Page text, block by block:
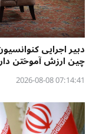
دبیر اجرایی
چین ارزش آموختن
07:14:41 2026-08-08